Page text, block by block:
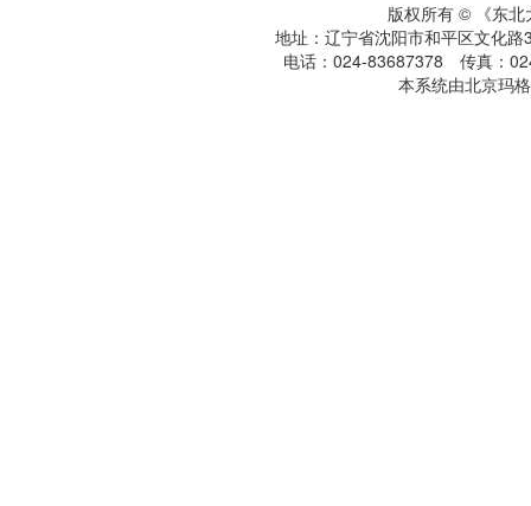
版权所有 © 《东北
地址：辽宁省沈阳市和平区文化
电话：024-83687378 传真：
本系统由北京玛